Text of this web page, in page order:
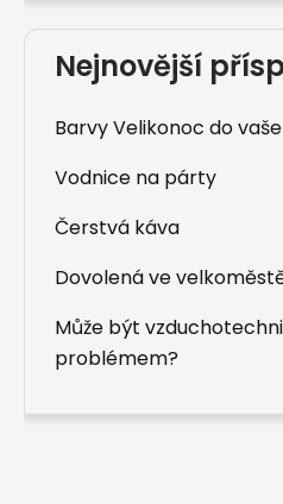
Nejnovější
Barvy Velikonoc do
Vodnice na párty
Čerstvá káva
Dovolená ve
Může být
problémem?